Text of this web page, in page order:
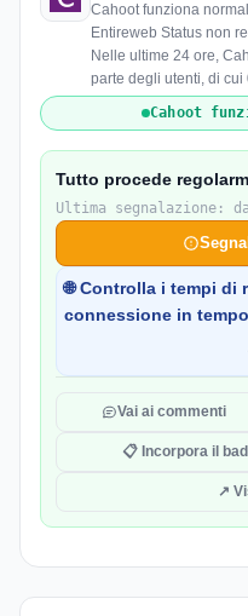
Cahoot funziona
Entireweb Status non
Nelle ultime 24 ore,
parte degli utenti, di cui
Cahoot
Tutto procede
Ultima segnalazione:
🌐 Controlla i tempi
connessione in
Vai ai commenti
📋 Incorpora il
↗